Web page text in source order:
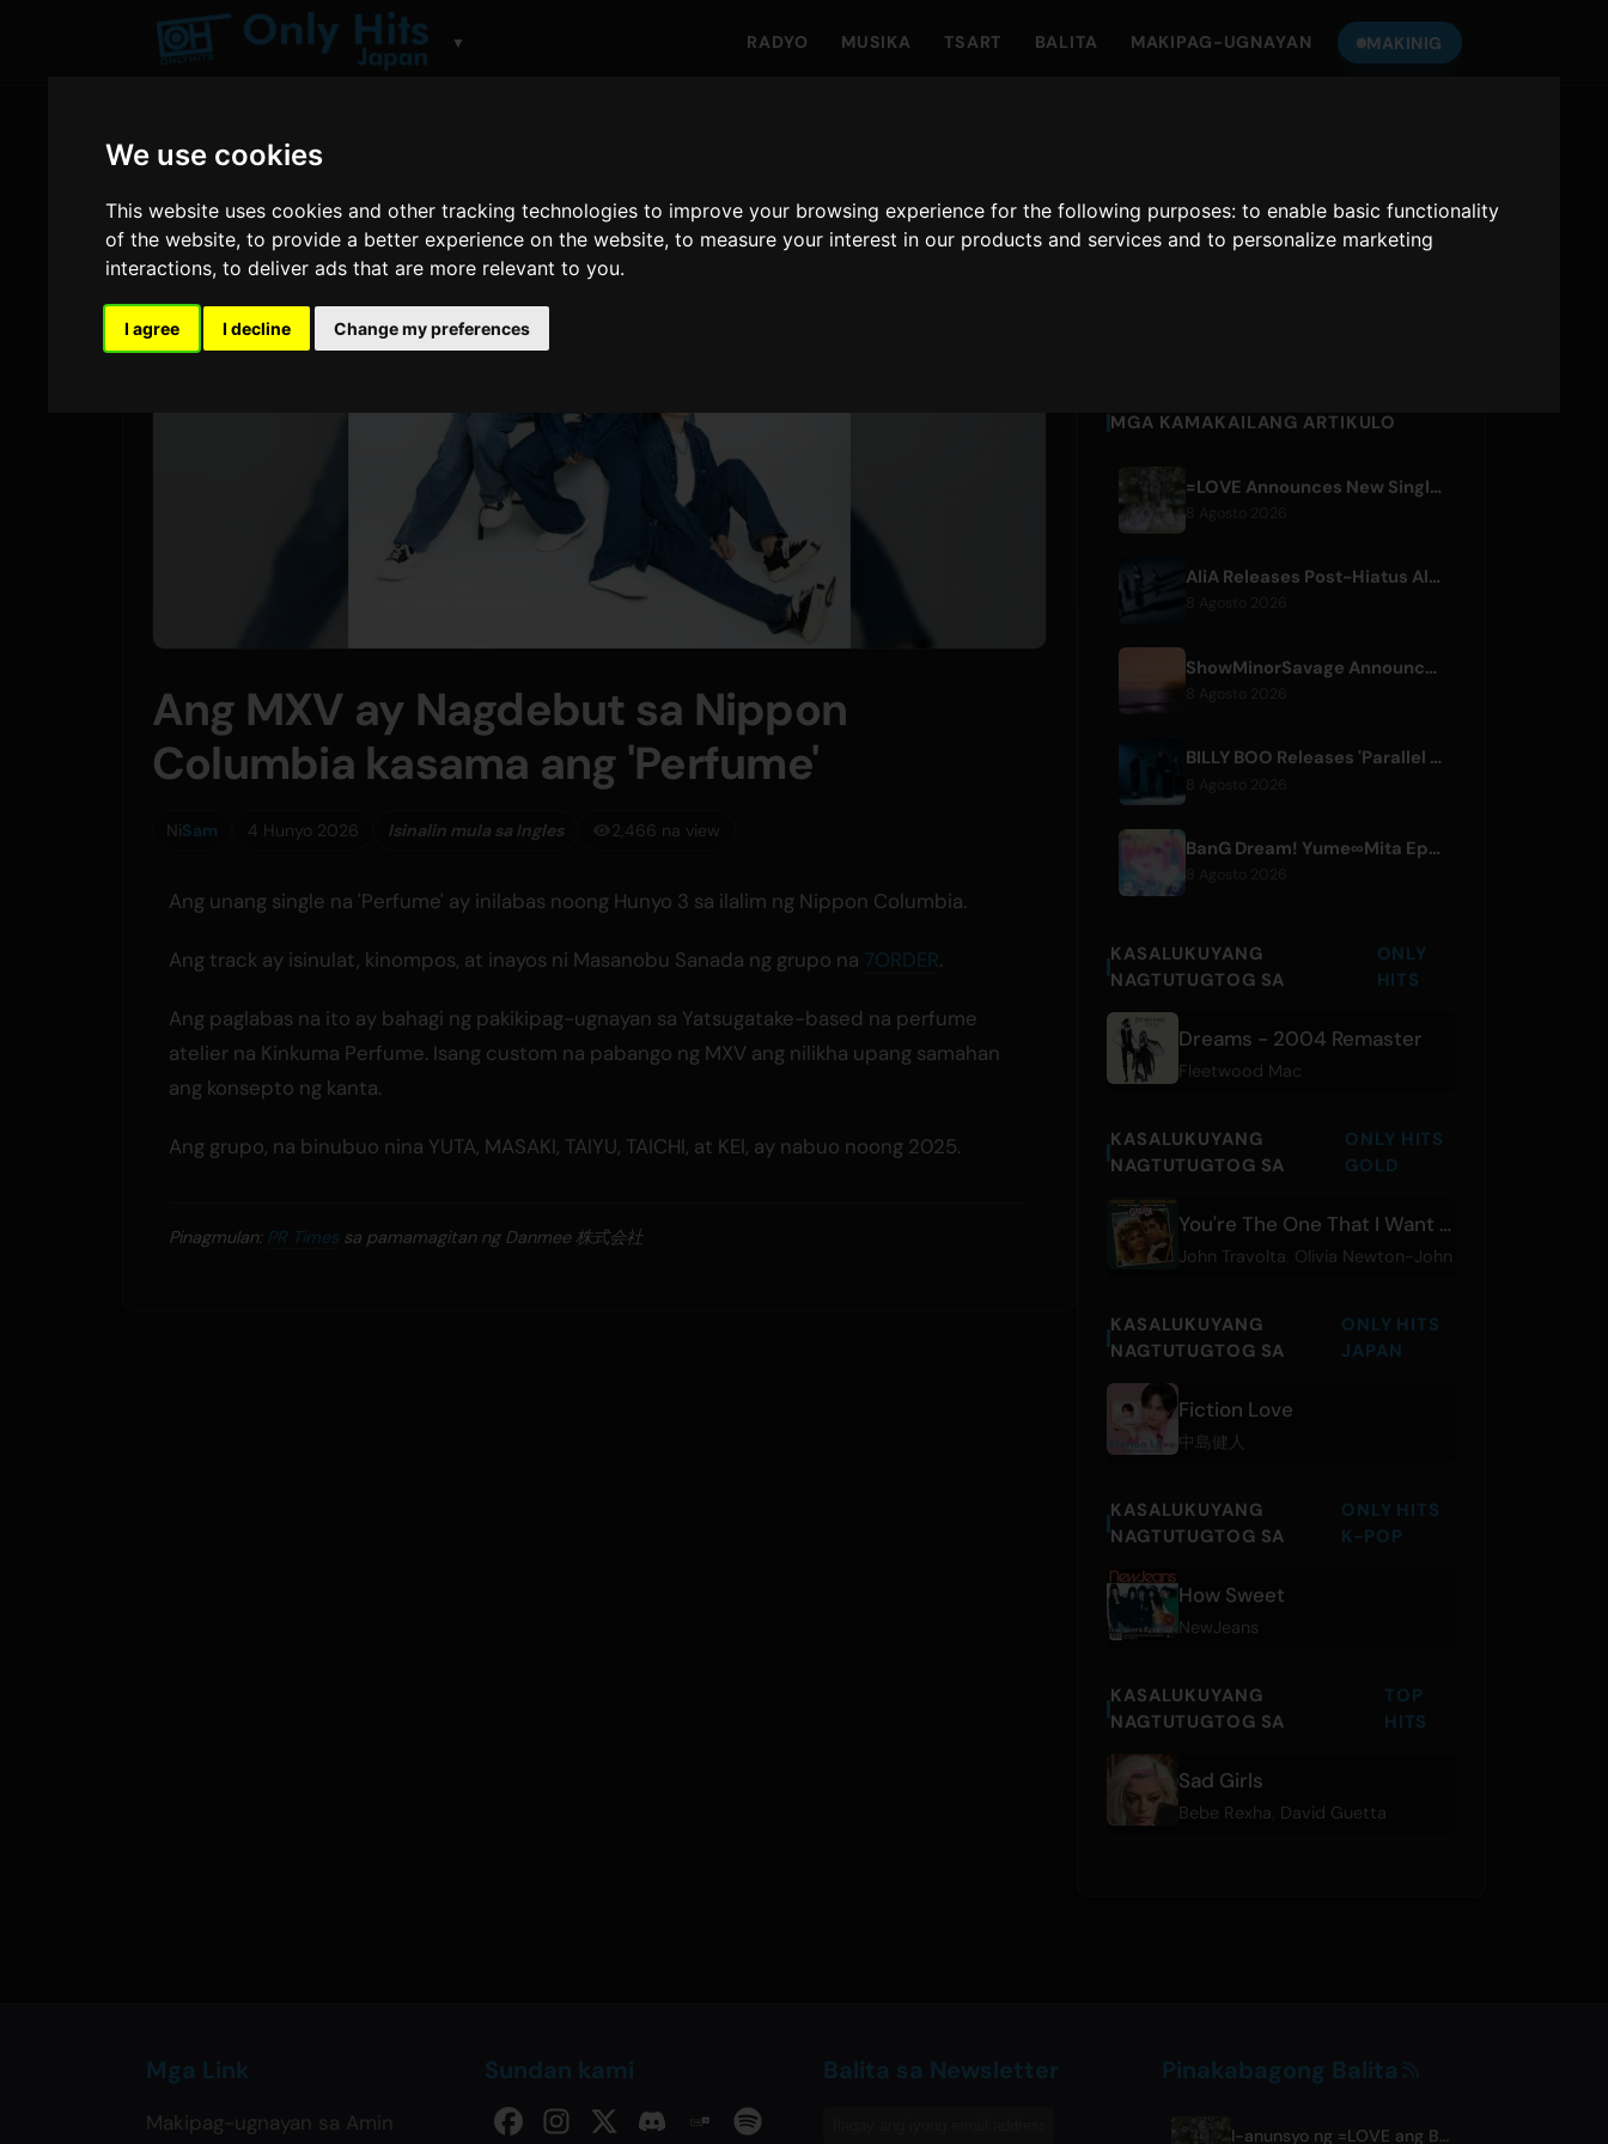
We use cookies
This website uses cookies and other tracking technologies to improve your browsing experience for the following purposes:to enable basic functionality
of the website,to provide a better experience on the website,to measure your interest in our products and services and to personalize marketing
interactions,to deliver ads that are more relevant to you.
I agree I decline Change my preferences
▼ RADYO MUSIKA TSART BALITA MAKIPAG-UGNAYAN MAKINIG
Ang MXV ay Nagdebut sa Nippon
Columbia kasama ang 'Perfume'
NiSam 4 Hunyo 2026 Isinalin mula sa Ingles 2,466 na view
Ang unang single na 'Perfume' ay inilabas noong Hunyo 3 sa ilalim ng Nippon Columbia.
Ang track ay isinulat, kinompos, at inayos ni Masanobu Sanada ng grupo na 7ORDER.
Ang paglabas na ito ay bahagi ng pakikipag-ugnayan sa Yatsugatake-based na perfume
atelier na Kinkuma Perfume. Isang custom na pabango ng MXV ang nilikha upang samahan
ang konsepto ng kanta.
Ang grupo, na binubuo nina YUTA, MASAKI, TAIYU, TAICHI, at KEI, ay nabuo noong 2025.
Pinagmulan: PR Times sa pamamagitan ng Danmee 株式会社
MGA KAMAKAILANG ARTIKULO
=LOVE Announces New Single 'Koi, Hajimemashita.' and Tokyo Dome Concerts
8 Agosto 2026
AliA Releases Post-Hiatus Album 'mate', Announces Tokyo Live
ShowMinorSavage Announces New Digital Single 'Gradation'
BILLY BOO Releases 'Parallel Night-EP' Featuring TV Drama Theme Song
BanG Dream! Yume∞Mita Episode 8 Live Clip Released
KASALUKUYANG
NAGTUTUGTOG SA
ONLY
HITS
Dreams - 2004 Remaster
Fleetwood Mac
KASALUKUYANG
NAGTUTUGTOG SA
ONLY HITS
GOLD
You're The One That I Want - From “Grease”
John Travolta Olivia Newton-John
KASALUKUYANG
NAGTUTUGTOG SA
ONLY HITS
JAPAN
Fiction Love
中島健人
KASALUKUYANG
NAGTUTUGTOG SA
ONLY HITS
K-POP
How Sweet
NewJeans
KASALUKUYANG
NAGTUTUGTOG SA
TOP
HITS
Sad Girls
Bebe Rexha David Guetta
Mga Link
Makipag-ugnayan sa Amin
Sundan kami Balita sa Newsletter Pinakabagong Balita
I-anunsyo ng =LOVE ang Bagong Single na 'Koi, Hajimemashita.' at mga Konsiyerto sa Tokyo Dome